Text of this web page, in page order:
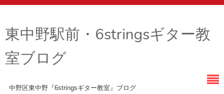
東中野駅前・6stringsギター教
室ブログ
中野区東中野『6stringsギター教室』ブログ